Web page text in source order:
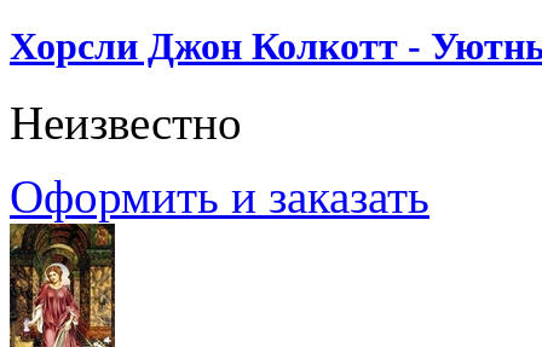
Хорсли Джон Колкотт -
Неизвестно
Оформить и заказать